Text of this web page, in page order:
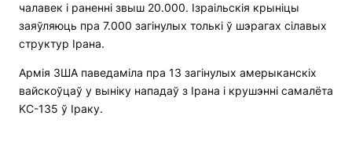
чалавек і раненні звыш 20.000. Ізраільскія крыніцы
заяўляюць пра 7.000 загінулых толькі ў шэрагах сілавых
структур Ірана.
Армія ЗША паведаміла пра 13 загінулых амерыканскіх
вайскоўцаў у выніку нападаў з Ірана і крушэнні самалёта
KC-135 ў Іраку.